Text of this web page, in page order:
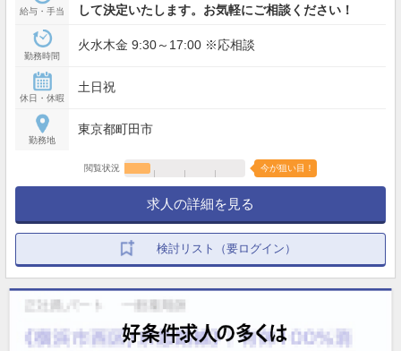
給与・手当
して決定いたします。お気軽にご相談ください！
勤務時間
火水木金 9:30～17:00 ※応相談
休日・休暇
土日祝
勤務地
東京都町田市
閲覧状況 今が狙い目！
求人の詳細を見る
検討リスト（要ログイン）